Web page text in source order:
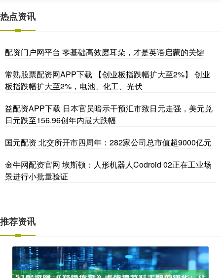
热点资讯
配资门户网平台 零基础高效磨耳朵，才是英语启蒙的关键
常熟股票配资网APP下载 【创业板指跌幅扩大至2%】 创业
板指跌幅扩大至2%，电池、化工、光伏
益配资APP下载 日本官员暗示干预汇市致日元走强，美元兑
日元跌至156.96创年内最大跌幅
国元配资 北交所开市四周年：282家公司总市值超9000亿元
金牛网配资官网 埃斯顿：人形机器人Codroid 02正在工业场
景进行小批量验证
推荐资讯